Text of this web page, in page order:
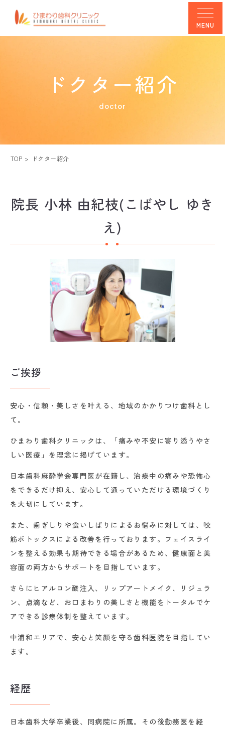
MENU
ドクター紹介
doctor
TOP ドクター紹介
院長 小林 由紀枝(こばやし ゆき
え)
ご挨拶
安心・信頼・美しさを叶える、地域のかかりつけ歯科とし
て。
ひまわり歯科クリニックは、「痛みや不安に寄り添うやさ
しい医療」を理念に掲げています。
日本歯科麻酔学会専門医が在籍し、治療中の痛みや恐怖心
をできるだけ抑え、安心して通っていただける環境づくり
を大切にしています。
また、歯ぎしりや食いしばりによるお悩みに対しては、咬
筋ボトックスによる改善を行っております。フェイスライ
ンを整える効果も期待できる場合があるため、健康面と美
容面の両方からサポートを目指しています。
さらにヒアルロン酸注入、リップアートメイク、リジュラ
ン、点滴など、お口まわりの美しさと機能をトータルでケ
アできる診療体制を整えています。
中浦和エリアで、安心と笑顔を守る歯科医院を目指してい
ます。
経歴
日本歯科大学卒業後、同病院に所属。その後勤務医を経